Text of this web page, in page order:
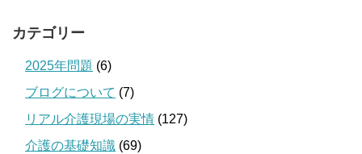
カテゴリー
2025年問題 (6)
ブログについて (7)
リアル介護現場の実情 (127)
介護の基礎知識 (69)